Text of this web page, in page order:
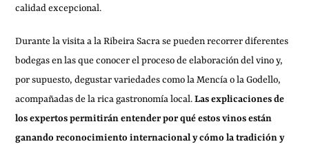
calidad excepcional.
Durante la visita a la Ribeira Sacra se pueden recorrer diferentes
bodegas en las que conocer el proceso de elaboración del vino y,
por supuesto, degustar variedades como la Mencía o la Godello,
acompañadas de la rica gastronomía local.Las explicaciones de
los expertos permitirán entender por qué estos vinos están
ganando reconocimiento internacional y cómo la tradición y